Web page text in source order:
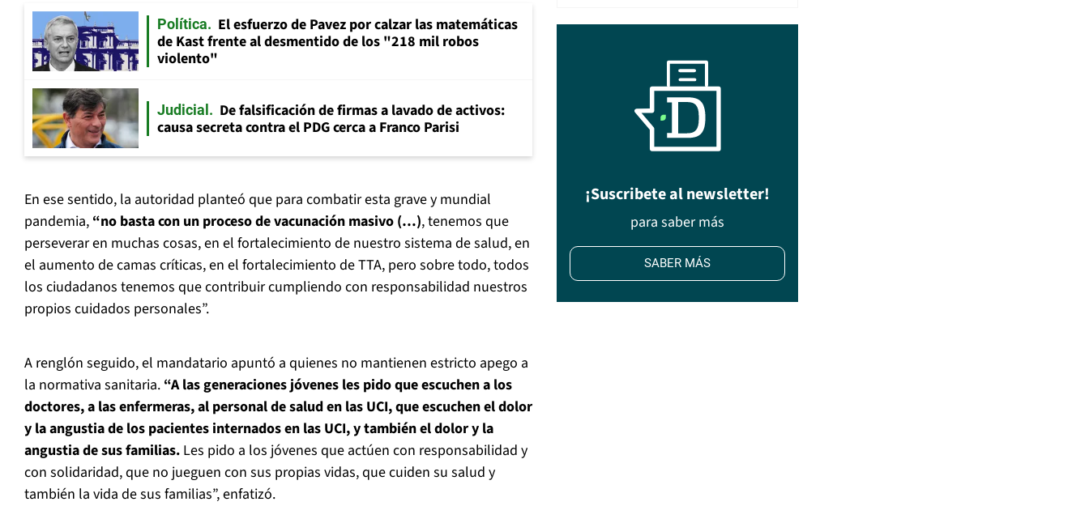
Política
El esfuerzo de Pavez por calzar las matemáticas
de Kast frente al desmentido de los "218 mil robos
violento"
Judicial
De falsificación de firmas a lavado de activos:
causa secreta contra el PDG cerca a Franco Parisi
En ese sentido, la autoridad planteó que para combatir esta grave y mundial
pandemia, “no basta con un proceso de vacunación masivo (…), tenemos que
perseverar en muchas cosas, en el fortalecimiento de nuestro sistema de salud, en
el aumento de camas críticas, en el fortalecimiento de TTA, pero sobre todo, todos
los ciudadanos tenemos que contribuir cumpliendo con responsabilidad nuestros
propios cuidados personales”.
A renglón seguido, el mandatario apuntó a quienes no mantienen estricto apego a
la normativa sanitaria. “A las generaciones jóvenes les pido que escuchen a los
doctores, a las enfermeras, al personal de salud en las UCI, que escuchen el dolor
y la angustia de los pacientes internados en las UCI, y también el dolor y la
angustia de sus familias. Les pido a los jóvenes que actúen con responsabilidad y
con solidaridad, que no jueguen con sus propias vidas, que cuiden su salud y
también la vida de sus familias”, enfatizó.
¡Suscribete al newsletter!
para saber más
SABER MÁS